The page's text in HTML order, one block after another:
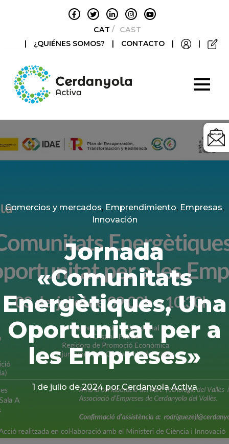
CATALÀCASTELLANO
|
¿QUIÉNES SOMOS? | CONTACTO | |
Categories
Comercios y mercados, Emprendimiento, Empresas,
Innovación
Jornada
«Comunitats
Energètiques, Una
Oportunitat per a
les Empreses»
1 de julio de 2024 por Cerdanyola Activa